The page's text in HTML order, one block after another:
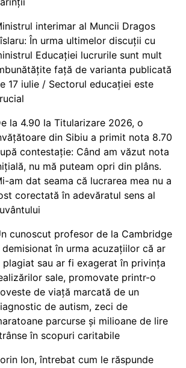
interimar al Muncii Dragos
În urma ultimelor discuții cu
Educației lucrurile sunt mult
față de varianta publicată
17 iulie / Sectorul educației este
la 4.90 la Titularizare 2026, o
din Sibiu a primit nota 8.70
contestație: Când am văzut nota
nu mă puteam opri din plâns.
am dat seama că lucrarea mea nu a
corectată în adevăratul sens al
cunoscut profesor de la Cambridge
demisionat în urma acuzațiilor că ar
plagiat sau ar fi exagerat în privința
sale, promovate printr-o
de viață marcată de un
de autism, zeci de
parcurse și milioane de lire
în scopuri caritabile
Ion, întrebat cum le răspunde